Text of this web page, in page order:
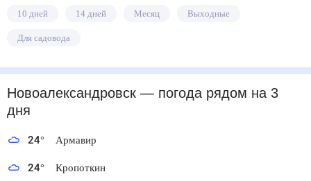
10 дней 14 дней Месяц Выходные
Для садовода
Новоалександровск — погода рядом на 3 дня